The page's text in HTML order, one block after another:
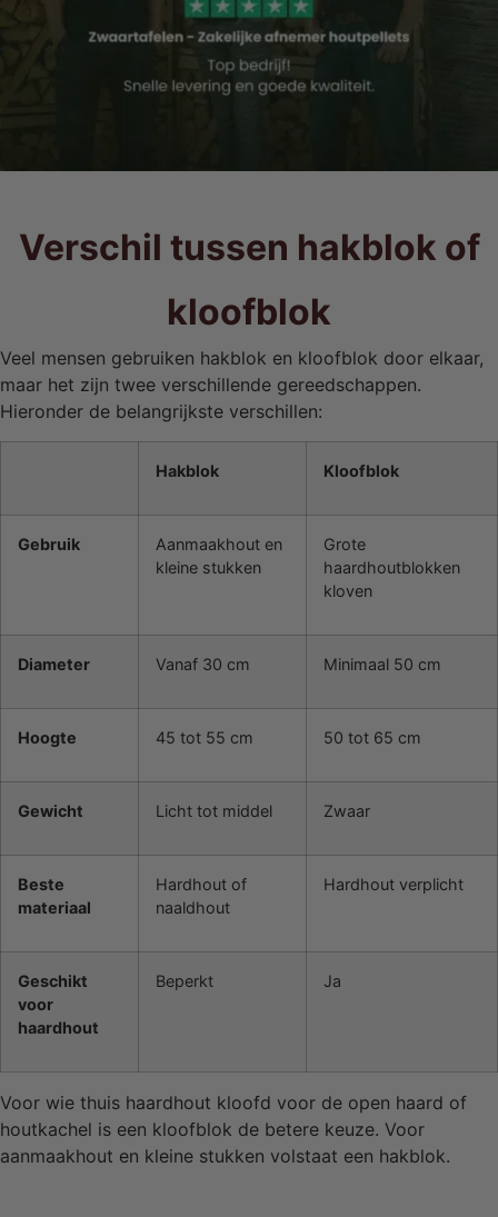
Verschil tussen hakblok of
kloofblok
Veel mensen gebruiken hakblok en kloofblok door elkaar,
maar het zijn twee verschillende gereedschappen.
Hieronder de belangrijkste verschillen:
Hakblok Kloofblok
Gebruik
Aanmaakhout en
kleine stukken
Grote
haardhoutblokken
kloven
Diameter Vanaf 30 cm Minimaal 50 cm
Hoogte 45 tot 55 cm 50 tot 65 cm
Gewicht Licht tot middel Zwaar
Beste
materiaal
Hardhout of
naaldhout
Hardhout verplicht
Geschikt
voor
haardhout
Beperkt Ja
Voor wie thuis haardhout kloofd voor de open haard of
houtkachel is een kloofblok de betere keuze. Voor
aanmaakhout en kleine stukken volstaat een hakblok.